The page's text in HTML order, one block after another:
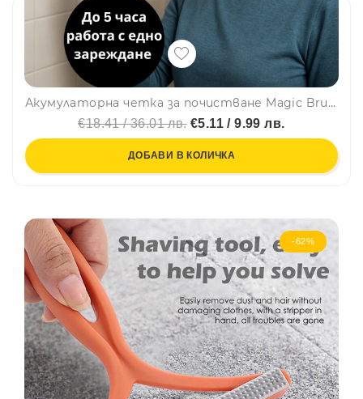
Акумулаторна четка за почистване Magic Brush с три приставки, водоустойчива, мощен мотор, бързо зареждане TYPE C
€18.41 / 36.01 лв.€5.11 / 9.99 лв.
ДОБАВИ В КОЛИЧКА
-62%